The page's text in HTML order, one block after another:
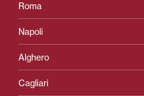
Roma
Napoli
Alghero
Cagliari